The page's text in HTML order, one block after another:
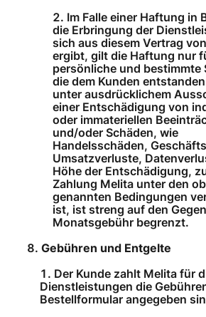
Im Falle einer Haftung in
die Erbringung der
sich aus diesem Vertrag
ergibt, gilt die Haftung nur
persönliche und bestimmte
die dem Kunden
unter ausdrücklichem
einer Entschädigung von
oder immateriellen
und/oder Schäden, wie
Handelsschäden,
Umsatzverluste,
Höhe der Entschädigung,
Zahlung Melita unter den
genannten Bedingungen
ist, ist streng auf den
Monatsgebühr begrenzt.
Gebühren und Entgelte
Der Kunde zahlt Melita für
Dienstleistungen die
Bestellformular angegeben